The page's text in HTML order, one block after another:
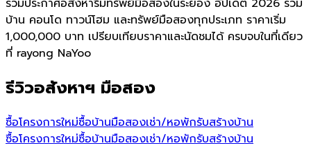
รวมประกาศอสังหาริมทรัพย์มือสองในระยอง อัปเดต 2026 รวม
บ้าน คอนโด ทาวน์โฮม และทรัพย์มือสองทุกประเภท ราคาเริ่ม
1,000,000 บาท เปรียบเทียบราคาและนัดชมได้ ครบจบในที่เดียว
ที่ rayong NaYoo
รีวิวอสังหาฯ มือสอง
ซื้อโครงการใหม่ซื้อบ้านมือสองเช่า/หอพักรับสร้างบ้าน
ซื้อโครงการใหม่ซื้อบ้านมือสองเช่า/หอพักรับสร้างบ้าน